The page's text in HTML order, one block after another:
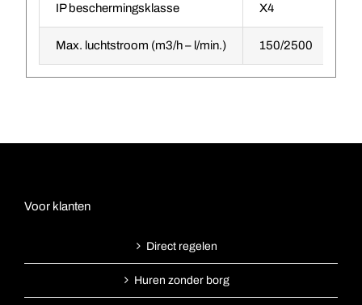
IP beschermingsklasse X4
Max. luchtstroom (m3/h – l/min.) 150/2500
Voor klanten
Direct regelen
Huren zonder borg